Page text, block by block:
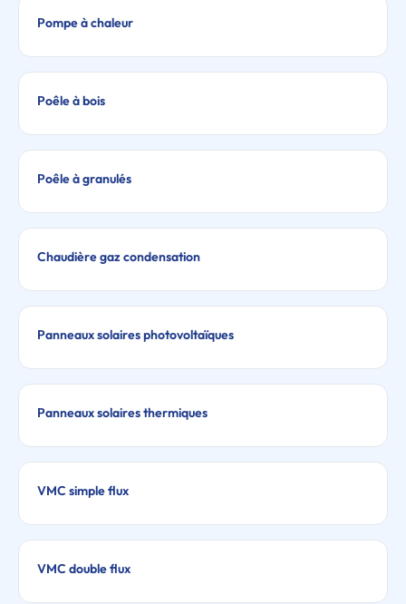
Pompe à chaleur
Poêle à bois
Poêle à granulés
Chaudière gaz condensation
Panneaux solaires photovoltaïques
Panneaux solaires thermiques
VMC simple flux
VMC double flux